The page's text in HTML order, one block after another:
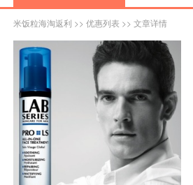
米饭粒海淘返利 >> 优惠列表 >> 文章详情